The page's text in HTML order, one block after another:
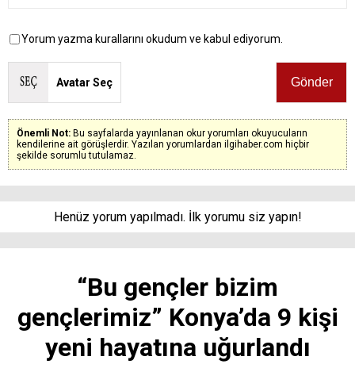
Yorum yazma kurallarını okudum ve kabul ediyorum.
Avatar Seç
Önemli Not: Bu sayfalarda yayınlanan okur yorumları okuyucuların
kendilerine ait görüşlerdir. Yazılan yorumlardan ilgihaber.com hiçbir
şekilde sorumlu tutulamaz.
Henüz yorum yapılmadı. İlk yorumu siz yapın!
“Bu gençler bizim
gençlerimiz” Konya’da 9 kişi
yeni hayatına uğurlandı